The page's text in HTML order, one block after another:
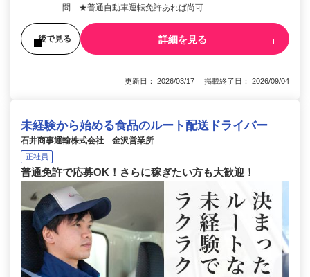
問 ★普通自動車運転免許あれば尚可
後で見る 詳細を見る
更新日： 2026/03/17 掲載終了日： 2026/09/04
未経験から始める食品のルート配送ドライバー
石井商事運輸株式会社 金沢営業所
正社員
普通免許で応募OK！さらに稼ぎたい方も大歓迎！